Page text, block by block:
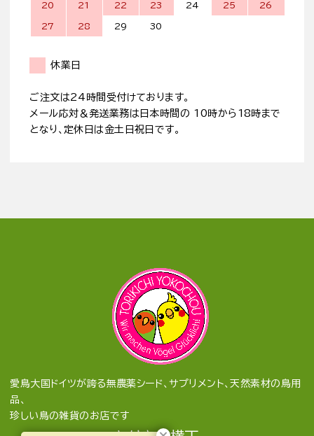
20 21 22 23 24 25 26
27 28 29 30
休業日
ご注文は24時間受付けております。
メール応対＆発送業務は日本時間の 10時から18時まで
となり、定休日は金土日祝日です。
愛鳥大国ドイツが誇る無農薬シード、サプリメント、天然素材の鳥用
品、
珍しい鳥の雑貨のお店です